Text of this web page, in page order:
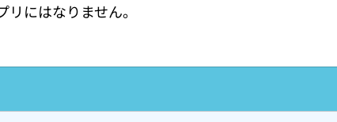
にはなりません。